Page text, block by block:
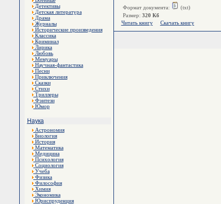
Детективы
Детская литература
Драма
Журналы
Исторические произведения
Классика
Криминал
Лирика
Любовь
Мемуары
Научная-фантастика
Песни
Приключения
Сказки
Стихи
Триллеры
Фэнтези
Юмор
Наука
Астрономия
Биология
История
Математика
Медицина
Психология
Социология
Учеба
Физика
Философия
Химия
Экономика
Юриспруденция
Формат документа:
(txt)
Размер: 320 Кб
Читать книгу
Скачать книгу